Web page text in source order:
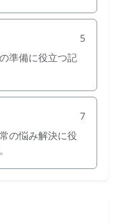
5
準備に役立つ記
7
の悩み解決に役